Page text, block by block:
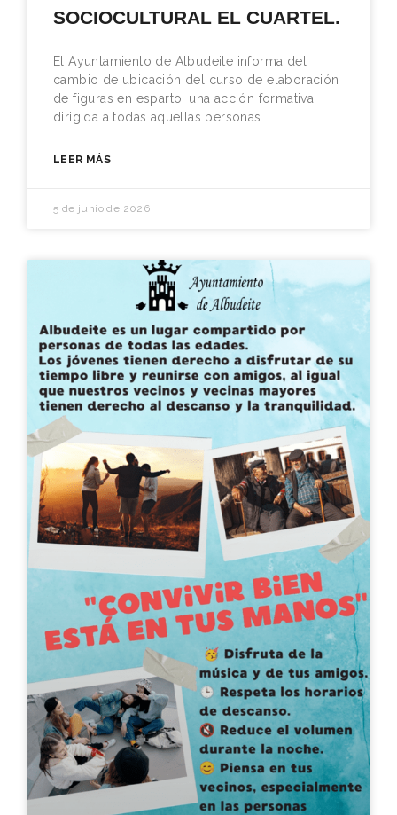
SOCIOCULTURAL EL CUARTEL.
El Ayuntamiento de Albudeite informa del
cambio de ubicación del curso de elaboración
de figuras en esparto, una acción formativa
dirigida a todas aquellas personas
LEER MÁS
5 de junio de 2026